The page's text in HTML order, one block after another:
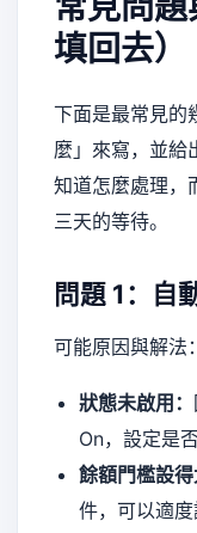
填回去）
下面是最常見的
麼」來寫，並給
知道怎麼處理，
三天的等待。
問題 1：自
可能原因與解法：
狀態未啟用：
On，設定是
餘額門檻設得
件，可以適